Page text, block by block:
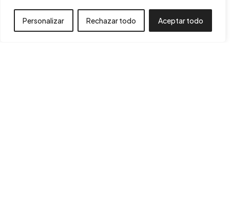
Personalizar Rechazar todo Aceptar todo
Financiado por la Unión Europea – NextGenerationEU